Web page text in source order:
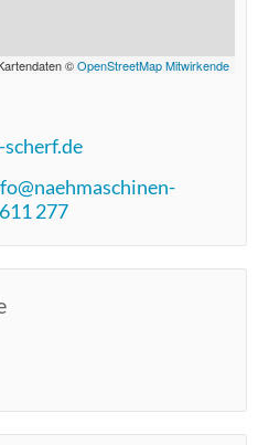
©OpenStreetMap Mitwirkende
277